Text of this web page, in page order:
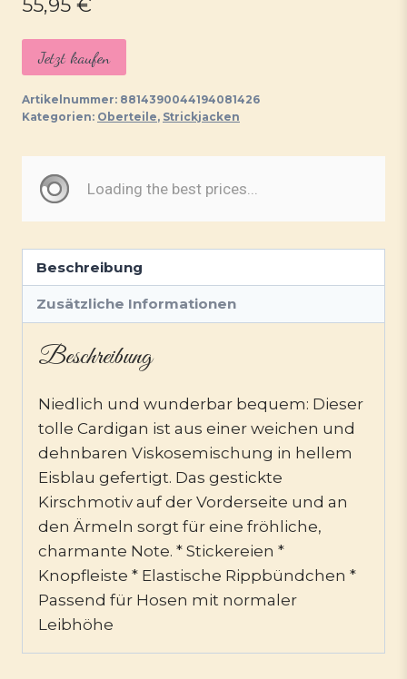
Jetzt kaufen
Artikelnummer: 8814390044194081426
Kategorien: Oberteile, Strickjacken
Beschreibung
Zusätzliche Informationen
Beschreibung
Niedlich und wunderbar bequem: Dieser
tolle Cardigan ist aus einer weichen und
dehnbaren Viskosemischung in hellem
Eisblau gefertigt. Das gestickte
Kirschmotiv auf der Vorderseite und an
den Ärmeln sorgt für eine fröhliche,
charmante Note. * Stickereien *
Knopfleiste * Elastische Rippbündchen *
Passend für Hosen mit normaler
Leibhöhe